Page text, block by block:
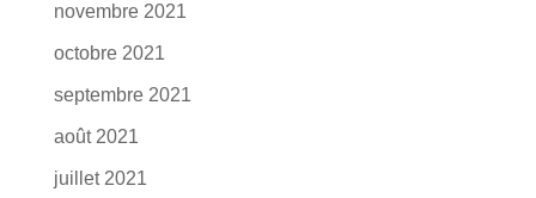
novembre 2021
octobre 2021
septembre 2021
août 2021
juillet 2021